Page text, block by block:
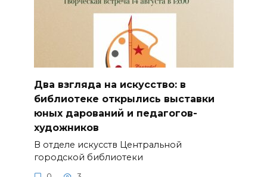
Два взгляда на искусство: в
библиотеке открылись выставки
юных дарований и педагогов-
художников
В отделе искусств Центральной
городской библиотеки